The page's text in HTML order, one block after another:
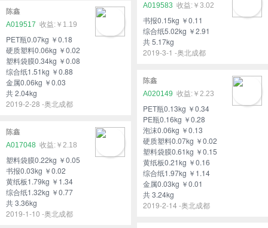
A019583
￥3.02
书报0.15kg ￥0.11
综合纸5.02kg ￥2.91
共 5.17kg
2019-3-1 -奥北成都
陈鑫
A019517
￥1.19
PET瓶0.07kg ￥0.18
硬质塑料0.06kg ￥0.02
塑料袋膜0.34kg ￥0.08
综合纸1.51kg ￥0.88
金属0.06kg ￥0.03
共 2.04kg
2019-2-28 -奥北成都
陈鑫
A020149
￥2.23
PET瓶0.13kg ￥0.34
PE瓶0.16kg ￥0.28
泡沫0.06kg ￥0.13
硬质塑料0.07kg ￥0.02
塑料袋膜0.61kg ￥0.15
黄纸板0.21kg ￥0.16
综合纸1.97kg ￥1.14
金属0.03kg ￥0.01
共 3.24kg
2019-2-14 -奥北成都
陈鑫
A017048
￥2.18
塑料袋膜0.22kg ￥0.05
书报0.03kg ￥0.02
黄纸板1.79kg ￥1.34
综合纸1.32kg ￥0.77
共 3.36kg
2019-1-10 -奥北成都